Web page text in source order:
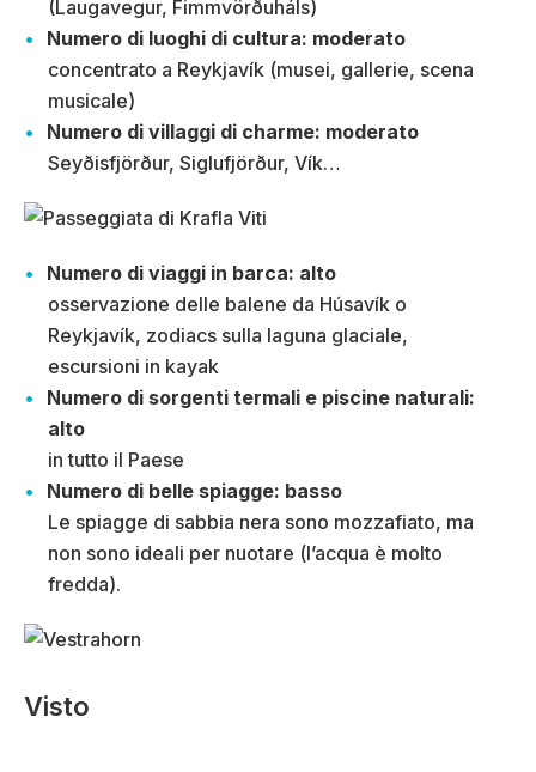
(Laugavegur, Fimmvörðuháls)
Numero di luoghi di cultura: moderato
concentrato a Reykjavík (musei, gallerie, scena
musicale)
Numero di villaggi di charme: moderato
Seyðisfjörður, Siglufjörður, Vík…
Numero di viaggi in barca: alto
osservazione delle balene da Húsavík o
Reykjavík, zodiacs sulla laguna glaciale,
escursioni in kayak
Numero di sorgenti termali e piscine naturali:
alto
in tutto il Paese
Numero di belle spiagge: basso
Le spiagge di sabbia nera sono mozzafiato, ma
non sono ideali per nuotare (l’acqua è molto
fredda).
Visto